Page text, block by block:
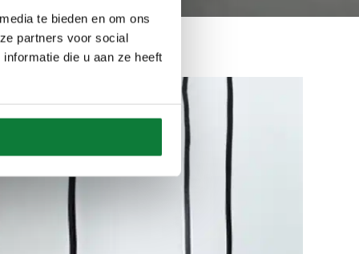
te bieden en om ons
partners voor social
die u aan ze heeft